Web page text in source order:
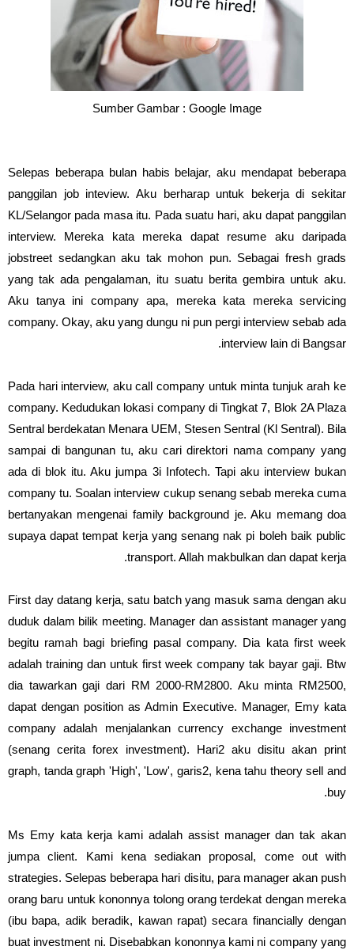
Sumber Gambar : Google Image
Selepas beberapa bulan habis belajar, aku mendapat beberapa
panggilan job inteview. Aku berharap untuk bekerja di sekitar
KL/Selangor pada masa itu. Pada suatu hari, aku dapat panggilan
interview. Mereka kata mereka dapat resume aku daripada
jobstreet sedangkan aku tak mohon pun. Sebagai fresh grads
yang tak ada pengalaman, itu suatu berita gembira untuk aku.
Aku tanya ini company apa, mereka kata mereka servicing
company. Okay, aku yang dungu ni pun pergi interview sebab ada
interview lain di Bangsar.
Pada hari interview, aku call company untuk minta tunjuk arah ke
company. Kedudukan lokasi company di Tingkat 7, Blok 2A Plaza
Sentral berdekatan Menara UEM, Stesen Sentral (Kl Sentral). Bila
sampai di bangunan tu, aku cari direktori nama company yang
ada di blok itu. Aku jumpa 3i Infotech. Tapi aku interview bukan
company tu. Soalan interview cukup senang sebab mereka cuma
bertanyakan mengenai family background je. Aku memang doa
supaya dapat tempat kerja yang senang nak pi boleh baik public
transport. Allah makbulkan dan dapat kerja.
First day datang kerja, satu batch yang masuk sama dengan aku
duduk dalam bilik meeting. Manager dan assistant manager yang
begitu ramah bagi briefing pasal company. Dia kata first week
adalah training dan untuk first week company tak bayar gaji. Btw
dia tawarkan gaji dari RM 2000-RM2800. Aku minta RM2500,
dapat dengan position as Admin Executive. Manager, Emy kata
company adalah menjalankan currency exchange investment
(senang cerita forex investment). Hari2 aku disitu akan print
graph, tanda graph 'High', 'Low', garis2, kena tahu theory sell and
buy.
Ms Emy kata kerja kami adalah assist manager dan tak akan
jumpa client. Kami kena sediakan proposal, come out with
strategies. Selepas beberapa hari disitu, para manager akan push
orang baru untuk kononnya tolong orang terdekat dengan mereka
(ibu bapa, adik beradik, kawan rapat) secara financially dengan
buat investment ni. Disebabkan kononnya kami ni company yang